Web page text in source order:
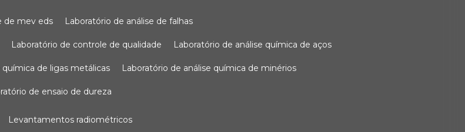
de mev eds laboratório de análise de falhas
laboratório de controle de qualidade laboratório de análise química de aços
química de ligas metálicas laboratório de análise química de minérios
de ensaio de dureza
levantamentos radiométricos